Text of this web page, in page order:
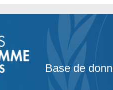
Base de